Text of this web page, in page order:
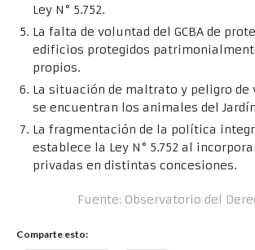
Ley N° 5.752.
La falta de voluntad del GCBA de
edificios protegidos
propios.
La situación de maltrato y peligro de
se encuentran los animales del
La fragmentación de la política
establece la Ley N° 5.752 al
privadas en distintas concesiones.
Fuente: Observatorio del
Comparte esto: